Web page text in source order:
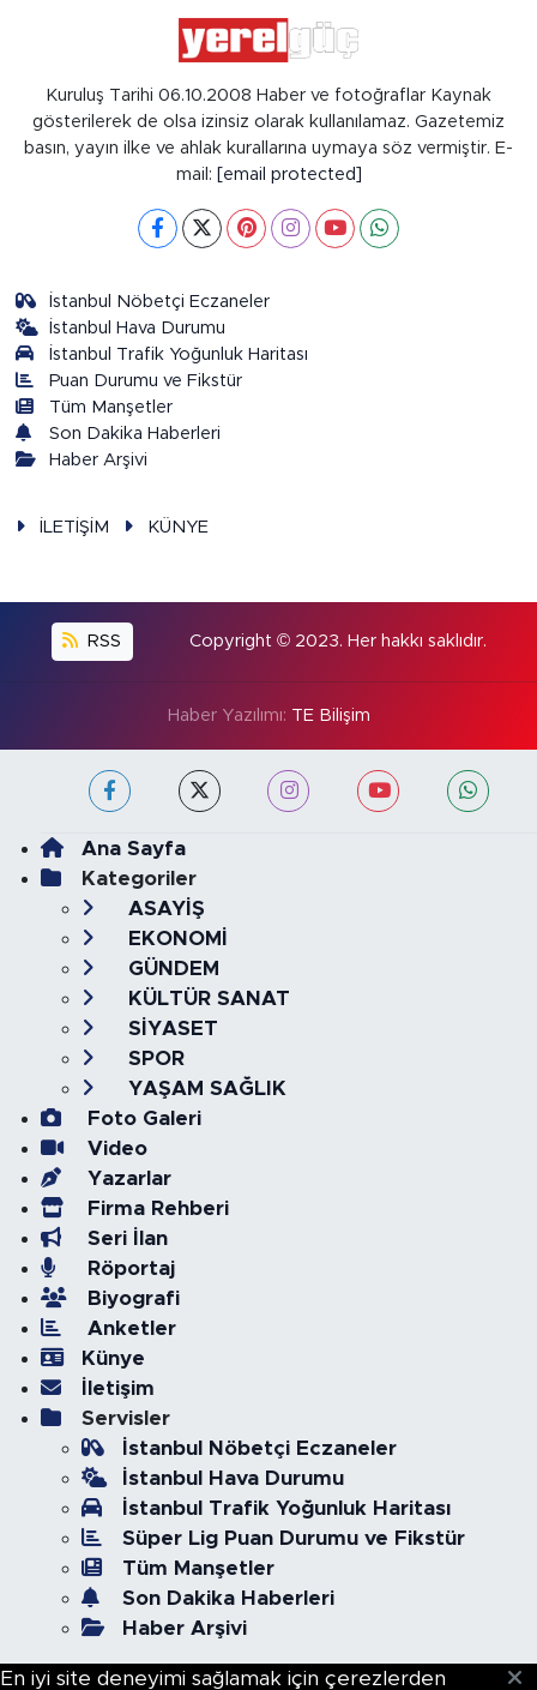
Kuruluş Tarihi 06.10.2008 Haber ve fotoğraflar Kaynak
gösterilerek de olsa izinsiz olarak kullanılamaz. Gazetemiz
basın, yayın ilke ve ahlak kurallarına uymaya söz vermiştir. E-
mail: [email protected]
İstanbul Nöbetçi Eczaneler
İstanbul Hava Durumu
İstanbul Trafik Yoğunluk Haritası
Puan Durumu ve Fikstür
Tüm Manşetler
Son Dakika Haberleri
Haber Arşivi
İLETİŞİM KÜNYE
RSS Copyright © 2023. Her hakkı saklıdır.
Haber Yazılımı: TE Bilişim
Ana Sayfa
Kategoriler
ASAYİŞ
EKONOMİ
GÜNDEM
KÜLTÜR SANAT
SİYASET
SPOR
YAŞAM SAĞLIK
Foto Galeri
Video
Yazarlar
Firma Rehberi
Seri İlan
Röportaj
Biyografi
Anketler
Künye
İletişim
Servisler
İstanbul Nöbetçi Eczaneler
İstanbul Hava Durumu
İstanbul Trafik Yoğunluk Haritası
Süper Lig Puan Durumu ve Fikstür
Tüm Manşetler
Son Dakika Haberleri
Haber Arşivi
En iyi site deneyimi sağlamak için çerezlerden